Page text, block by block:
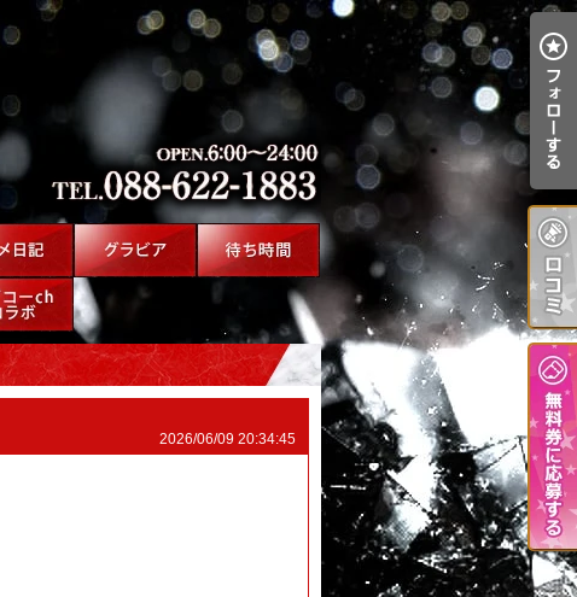
2026/06/09 20:34:45